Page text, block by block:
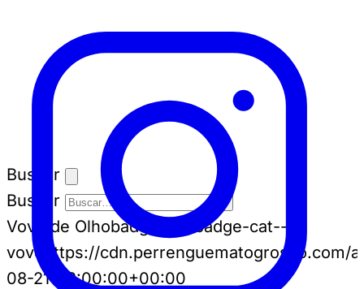
Buscar
Buscar
Vovô de Olhobadge-cat badge-cat--
vovo
https://cdn.perrenguematogrosso.com/
08-21T12:00:00+00:00